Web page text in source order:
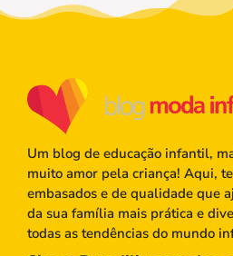
Um blog de educação infantil,
muito amor pela criança! Aqui,
embasados e de qualidade que
da sua família mais prática e
todas as tendências do mundo